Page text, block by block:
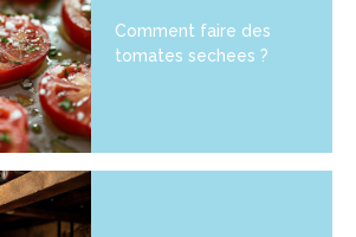
Comment faire des
tomates sechees ?